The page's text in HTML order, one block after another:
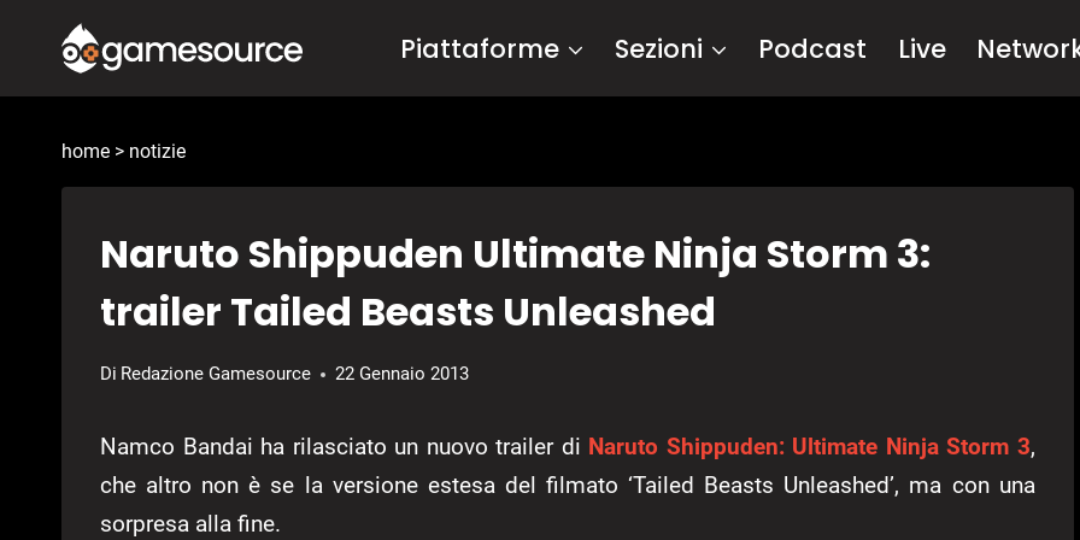
contenuto
Piattaforme Sezioni Podcast Live
home > notizie
Naruto Shippuden Ultimate Ninja Storm 3:
trailer Tailed Beasts Unleashed
Di Redazione Gamesource 22 Gennaio 2013
Namco Bandai ha rilasciato un nuovo trailer di Naruto Shippuden: Ultimate Ninja Storm 3,
che altro non è se la versione estesa del filmato ‘Tailed Beasts Unleashed’, ma con una
sorpresa alla fine.